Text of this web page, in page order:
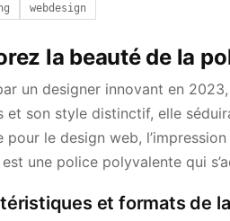
webdesign
la beauté de la
un designer innovant en
et son style distinctif, elle
pour le design web,
une police polyvalente qui
et formats de